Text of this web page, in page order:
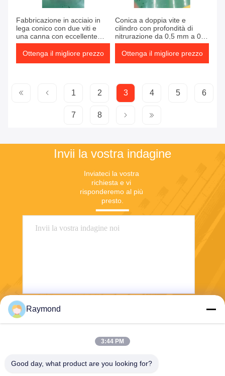
Fabbricazione in acciaio in
lega conico con due viti e
una canna con eccellente
resistenza alla corrosione e
da 1 a 3 zone di
Ottenga il migliore prezzo
Conica a doppia vite e
cilindro con profondità di
nitrurazione da 0,5 mm a 0,8
mm, durezza HRC58-62 e
potenza di raffreddamento
Ottenga il migliore prezzo
1 2 3 4 5 6
7 8
Invii la vostra indagine
Inviateci la vostra
richiesta e vi
risponderemo al più
presto.
Raymond
3:44 PM
Good day, what product are you looking for?